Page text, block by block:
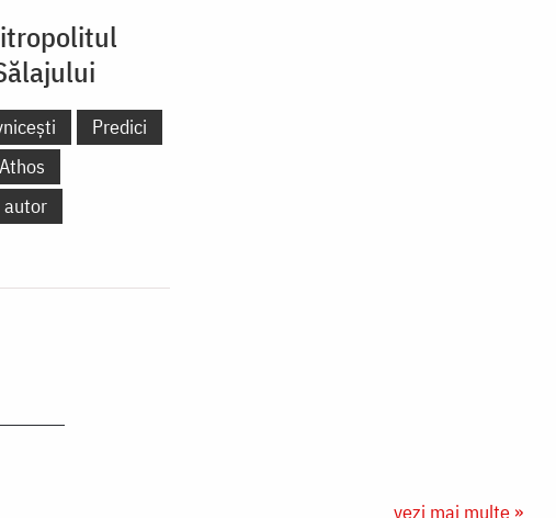
Predici
autor
vezi mai multe »